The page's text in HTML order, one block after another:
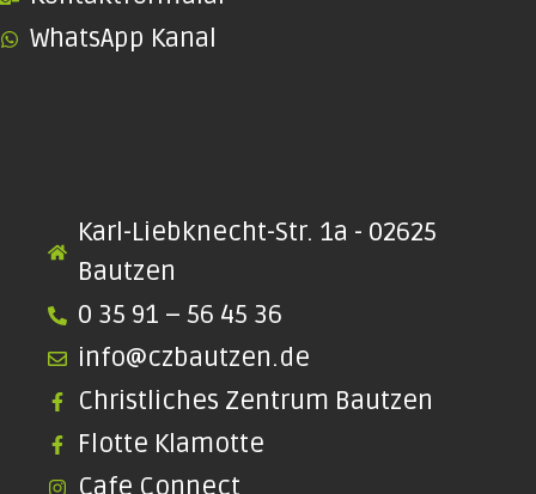
WhatsApp Kanal
Karl-Liebknecht-Str. 1a - 02625
Bautzen
0 35 91 – 56 45 36
info@czbautzen.de
Christliches Zentrum Bautzen
Flotte Klamotte
Cafe Connect